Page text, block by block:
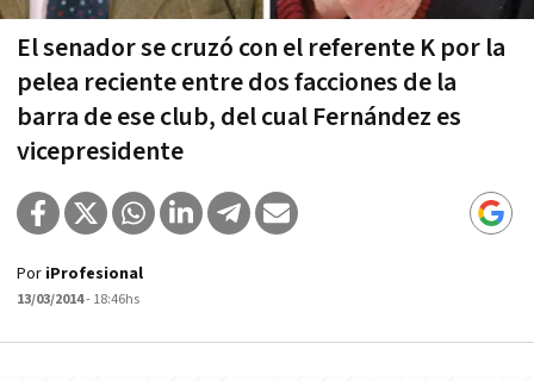
El senador se cruzó con el referente K por la
pelea reciente entre dos facciones de la
barra de ese club, del cual Fernández es
vicepresidente
Por iProfesional
13/03/2014- 18:46hs